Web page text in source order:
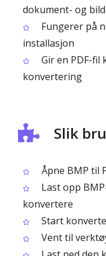
dokument- og
Fungerer på
installasjon
Gir en PDF-
konvertering
Slik
Åpne BMP til
Last opp
konvertere
Start
Vent til